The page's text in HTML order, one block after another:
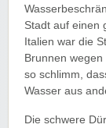
Stadt auf einen
Italien war die
Brunnen
so schlimm,
Wasser aus
Die schwere